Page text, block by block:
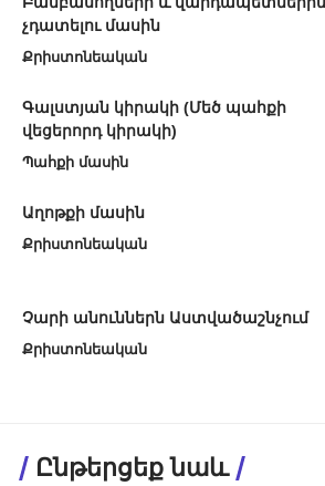
չդատելու մասին
Քրիստոնեական
Գալստյան կիրակի (Մեծ պահքի
վեցերորդ կիրակի)
Պահքի մասին
Աղոթքի մասին
Քրիստոնեական
Չարի անուններն Աստվածաշնչում
Քրիստոնեական
Ընթերցեք նաև